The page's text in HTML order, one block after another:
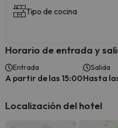
Tipo de cocina
Horario de entrada y
Entrada
A partir de las 15:00
Salida
Hasta
Localización del hotel